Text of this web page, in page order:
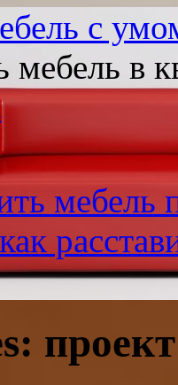
с
мебель в
проект